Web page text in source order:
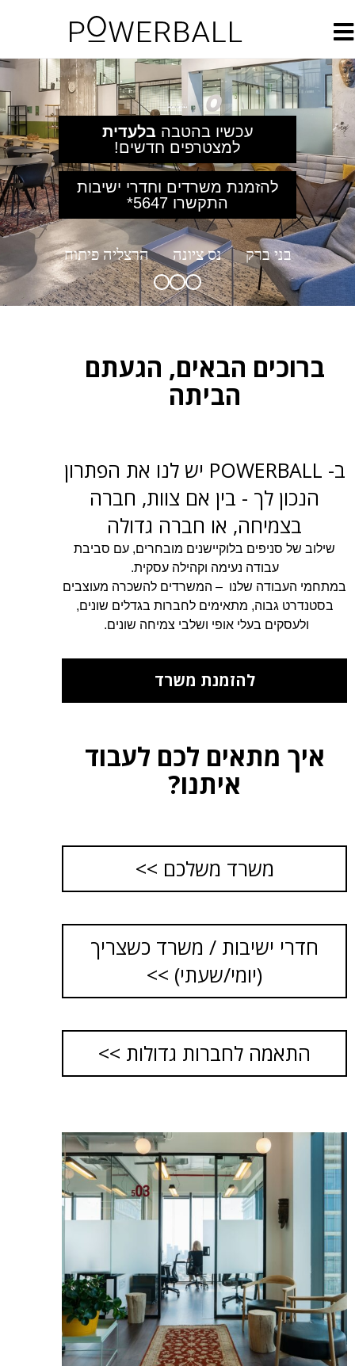
עכשיו בהטבהבלעדית
למצטרפים חדשים!
להזמנת משרדים וחדרי ישיבות
התקשרו 5647*
בני ברק נס ציונה הרצליה פיתוח
1
2
3
ברוכים הבאים, הגעתם
הביתה
ב- POWERBALL יש לנו את הפתרון
הנכון לך - בין אם צוות, חברה
בצמיחה, או חברה גדולה
שילוב של סניפים בלוקיישנים מובחרים, עם סביבת
עבודה נעימה וקהילה עסקית.
במתחמי העבודה שלנו – המשרדים להשכרה מעוצבים
בסטנדרט גבוה, מתאימים לחברות בגדלים שונים,
ולעסקים בעלי אופי ושלבי צמיחה שונים.
להזמנת משרד
איך מתאים לכם לעבוד
איתנו?
משרד משלכם >>
חדרי ישיבות / משרד כשצריך
(יומי/שעתי) >>
התאמה לחברות גדולות >>